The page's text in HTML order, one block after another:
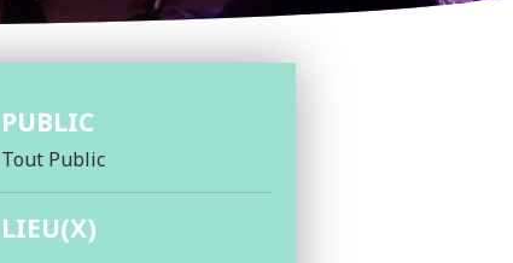
PUBLIC
Tout Public
LIEU(X)